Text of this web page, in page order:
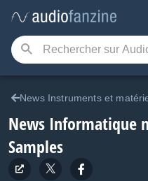
News Instruments et
News Informatique
Samples